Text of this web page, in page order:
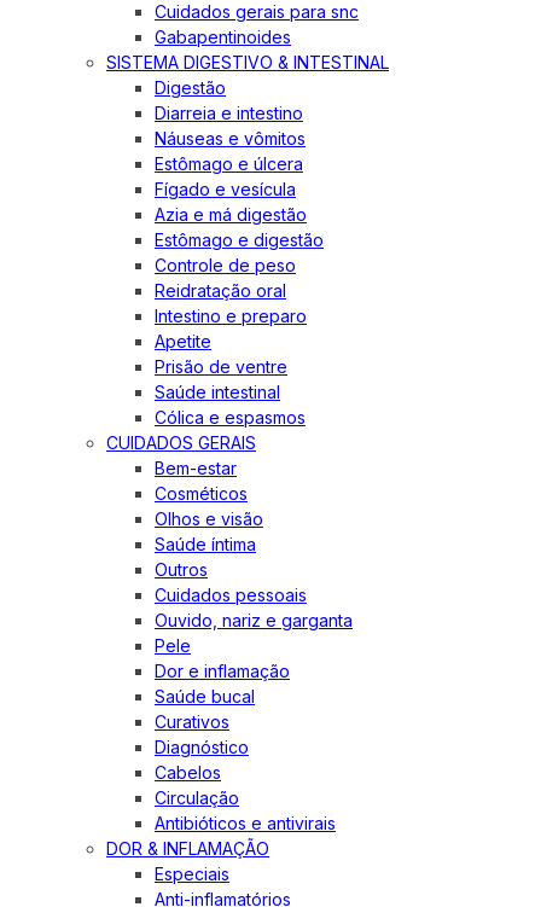
Cuidados gerais para snc
Gabapentinoides
SISTEMA DIGESTIVO & INTESTINAL
Digestão
Diarreia e intestino
Náuseas e vômitos
Estômago e úlcera
Fígado e vesícula
Azia e má digestão
Estômago e digestão
Controle de peso
Reidratação oral
Intestino e preparo
Apetite
Prisão de ventre
Saúde intestinal
Cólica e espasmos
CUIDADOS GERAIS
Bem-estar
Cosméticos
Olhos e visão
Saúde íntima
Outros
Cuidados pessoais
Ouvido, nariz e garganta
Pele
Dor e inflamação
Saúde bucal
Curativos
Diagnóstico
Cabelos
Circulação
Antibióticos e antivirais
DOR & INFLAMAÇÃO
Especiais
Anti-inflamatórios